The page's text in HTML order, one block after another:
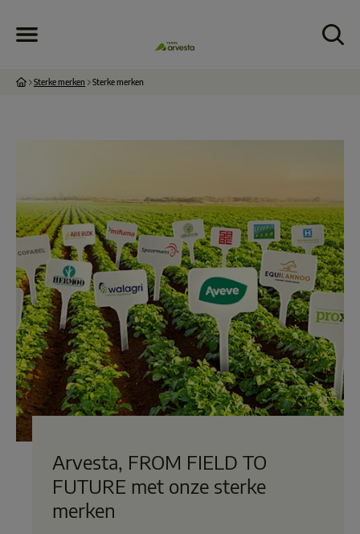
Sterke merken Sterke merken
Arvesta, FROM FIELD TO
FUTURE met onze sterke
merken